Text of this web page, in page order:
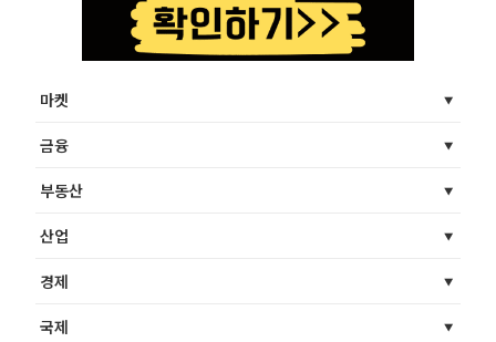
마켓
금융
부동산
산업
경제
국제